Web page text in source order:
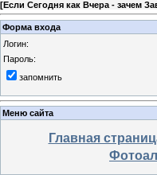
[Если Сегодня как Вчера - зачем
Форма входа
Логин:
Пароль:
запомнить
Меню сайта
Главная